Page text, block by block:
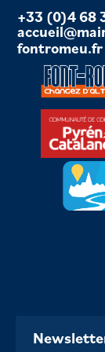
+33 (0)4 68
fontromeu.fr